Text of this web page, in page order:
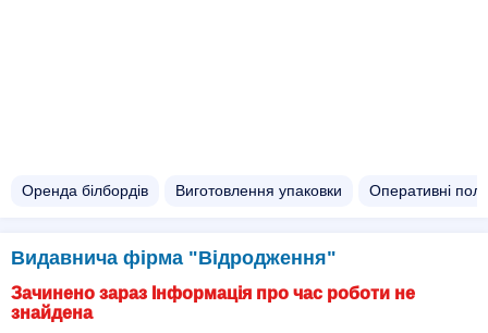
Оренда білбордів Виготовлення упаковки Оперативні
Видавнича фірма "Відродження"
Зачинено зараз Інформація про час роботи не
знайдена